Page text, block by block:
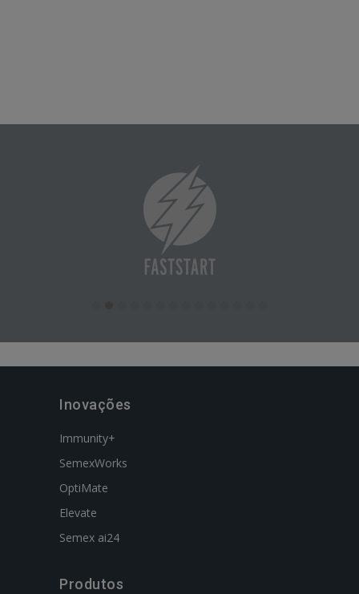
Inovações
Immunity+
SemexWorks
OptiMate
Elevate
Semex ai24
Produtos